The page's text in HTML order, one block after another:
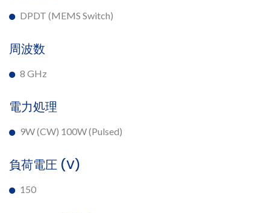
DPDT (MEMS Switch)
周波数
8 GHz
電力処理
9W (CW) 100W (Pulsed)
負荷電圧 (V)
150